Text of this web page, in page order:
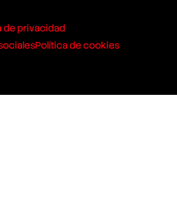
de privacidad
Política de cookies